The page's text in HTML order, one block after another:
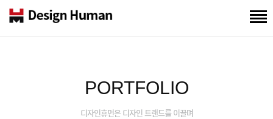
PORTFOLIO
디자인휴먼은 디자인 트랜드를 이끌며